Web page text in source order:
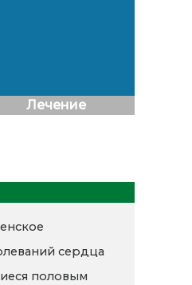
Лечение
сердца
половым